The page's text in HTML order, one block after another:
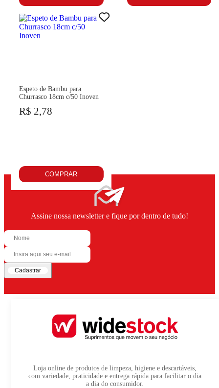
Espeto de Bambu para
Churrasco 18cm c/50 Inoven
R$ 2,78
COMPRAR
Assine nossa newsletter e fique por dentro de tudo!
Cadastrar
Loja online de produtos de limpeza, higiene e descartáveis,
com variedade, praticidade e entrega rápida para facilitar o dia
a dia do consumidor.